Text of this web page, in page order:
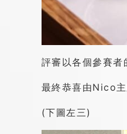
評審以各個參賽者
最終恭喜由Nico
(下圖左三)